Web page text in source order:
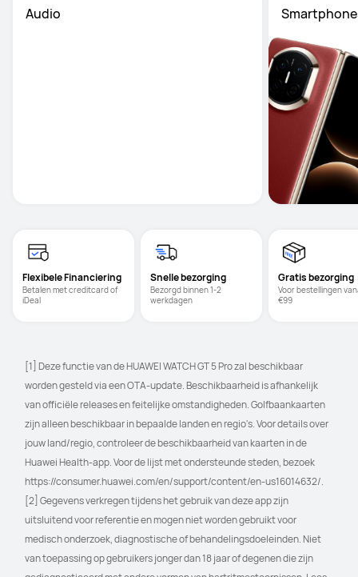
Audio
Flexibele Financiering
Betalen met creditcard of
iDeal
Snelle bezorging
Bezorgd binnen 1-2
werkdagen
Gratis bezorging
Voor bestellingen
€99
[1] Deze functie van de HUAWEI WATCH GT 5 Pro zal beschikbaar
worden gesteld via een OTA-update. Beschikbaarheid is afhankelijk
van officiële releases en feitelijke omstandigheden. Golfbaankaarten
zijn alleen beschikbaar in bepaalde landen en regio's. Voor details over
jouw land/regio, controleer de beschikbaarheid van kaarten in de
Huawei Health-app. Voor de lijst met ondersteunde steden, bezoek
https://consumer.huawei.com/en/support/content/en-us16014632/.
[2] Gegevens verkregen tijdens het gebruik van deze app zijn
uitsluitend voor referentie en mogen niet worden gebruikt voor
medisch onderzoek, diagnostische of behandelingsdoeleinden. Niet
van toepassing op gebruikers jonger dan 18 jaar of degenen die zijn